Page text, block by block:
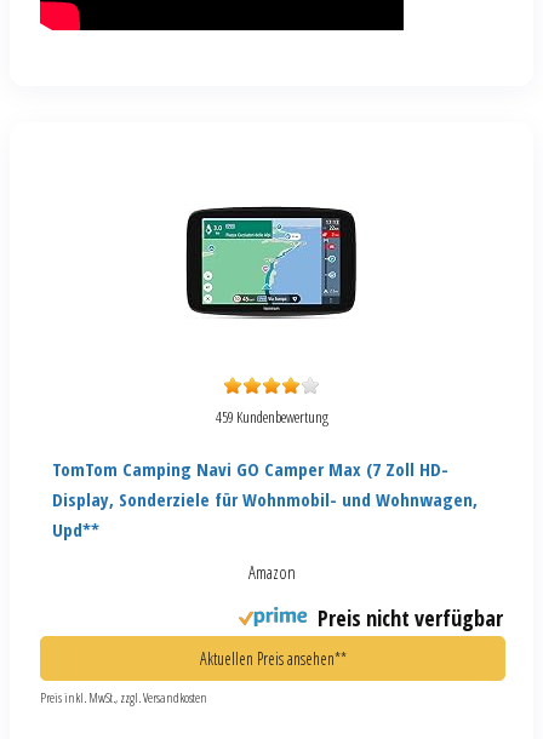
459 Kundenbewertung
TomTom Camping Navi GO Camper Max (7 Zoll HD-
Display, Sonderziele für Wohnmobil- und Wohnwagen,
Upd**
Amazon
Preis nicht verfügbar
Aktuellen Preis ansehen**
Preis inkl. MwSt., zzgl. Versandkosten